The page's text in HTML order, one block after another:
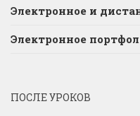
Электронное и
Электронное
ПОСЛЕ УРОКОВ